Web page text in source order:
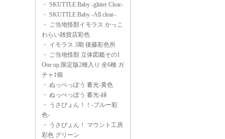
・ SKUTTLE Baby -glitter Clear-
・ SKUTTLE Baby -All clear-
・ ご当地怪獣イモラス かっこ
わらい雑貨店彩色
・ イモラス 3期 後藤彩色所
・ ご当地怪獣 立体図鑑その1
One up.限定版2種入り 全6種 ガ
チャ1個
・ ぬっぺっぽう 蓄光-黄色
・ ぬっぺっぽう 蓄光-緑
・
うさぴょん！！-ブルー彩
色-
・
うさぴょん！ マウント工房
彩色 グリーン